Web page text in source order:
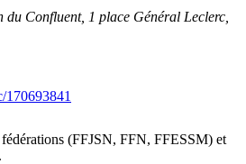
du Confluent, 1 place Général Leclerc,
170693841
(FFJSN, FFN, FFESSM) et